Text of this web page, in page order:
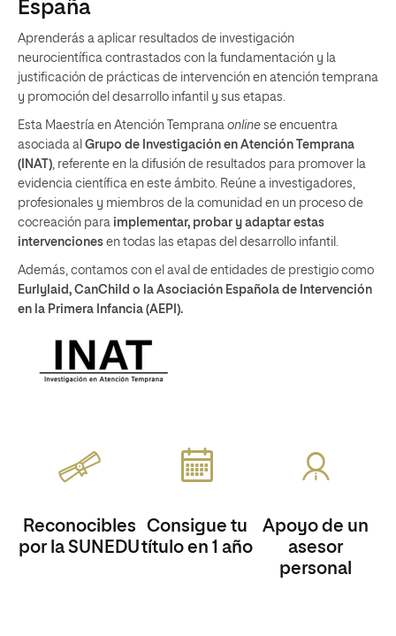
España
Aprenderás a aplicar resultados de investigación
neurocientífica contrastados con la fundamentación y la
justificación de prácticas de intervención en atención temprana
y promoción del desarrollo infantil y sus etapas.
Esta Maestría en Atención Temprana online se encuentra
asociada al Grupo de Investigación en Atención Temprana
(INAT), referente en la difusión de resultados para promover la
evidencia científica en este ámbito. Reúne a investigadores,
profesionales y miembros de la comunidad en un proceso de
cocreación para implementar, probar y adaptar estas
intervenciones en todas las etapas del desarrollo infantil.
Además, contamos con el aval de entidades de prestigio como
Eurlylaid, CanChild o la Asociación Española de Intervención
en la Primera Infancia (AEPI).
Reconocibles
por la SUNEDU
Consigue tu
título en 1 año
Apoyo de un
asesor
personal